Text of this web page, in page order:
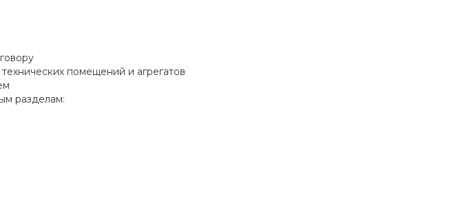
помещений и агрегатов
разделам: